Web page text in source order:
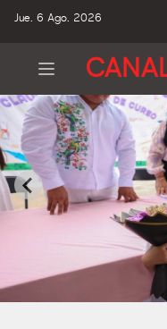
Jue. 6 Ago. 2026